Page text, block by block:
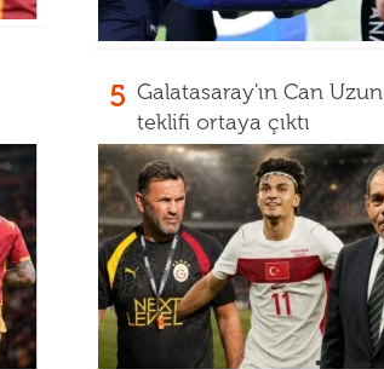
5 Galatasaray'ın Can Uzun
teklifi ortaya çıktı